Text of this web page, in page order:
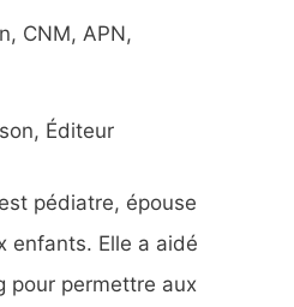
Éditeur
pédiatre, épouse
enfants. Elle a aidé
pour permettre aux